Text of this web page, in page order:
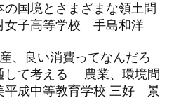
国境とさまざまな領土問
女子高等学校 手島和洋
、良い消費ってなんだろ
して考える 農業、環境問
平成中等教育学校 三好 景